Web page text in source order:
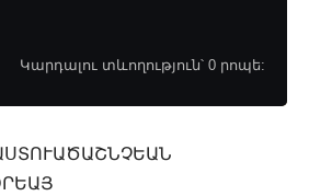
Կարդալու տևողություն՝ 0 րոպե: